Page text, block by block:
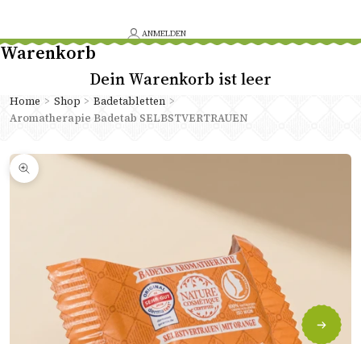
ANMELDEN
Warenkorb
Dein Warenkorb ist leer
Home > Shop > Badetabletten >
Aromatherapie Badetab SELBSTVERTRAUEN
Bild
Vor